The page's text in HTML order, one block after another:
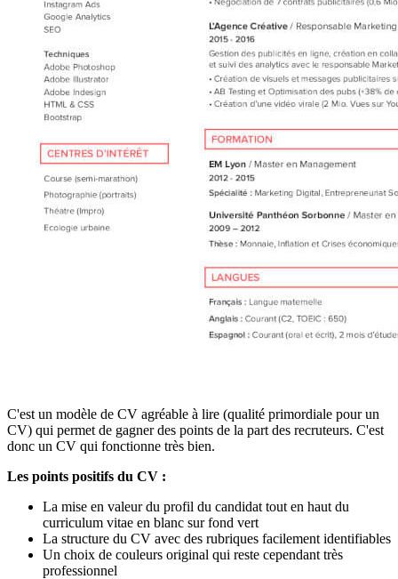
C'est un modèle de CV agréable à lire (qualité primordiale pour un
CV) qui permet de gagner des points de la part des recruteurs. C'est
donc un CV qui fonctionne très bien.
Les points positifs du CV :
La mise en valeur du profil du candidat tout en haut du
curriculum vitae en blanc sur fond vert
La structure du CV avec des rubriques facilement identifiables
Un choix de couleurs original qui reste cependant très
professionnel